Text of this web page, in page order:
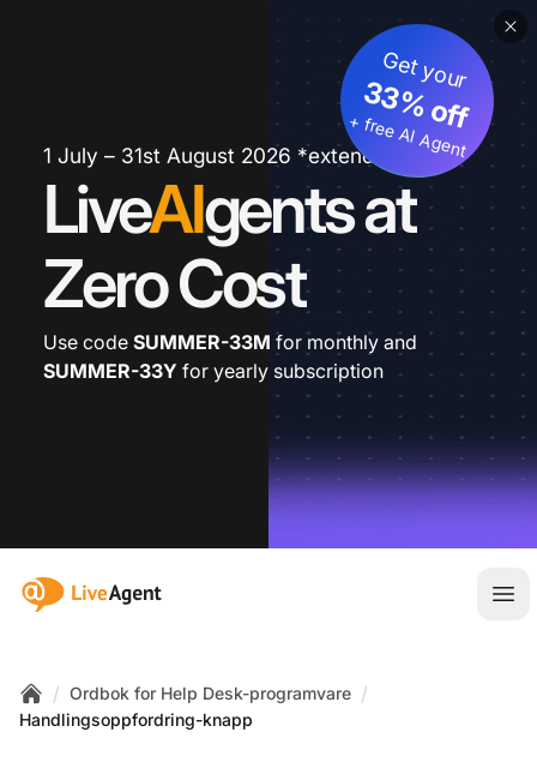
1 July – 31st August 2026 *extended
LiveAIgents at
Zero Cost
Get your
33% off
+ free AI Agent
Use code SUMMER-33M for monthly and
SUMMER-33Y for yearly subscription
:site.title
Home
/ Ordbok for Help Desk-programvare /
Handlingsoppfordring-knapp